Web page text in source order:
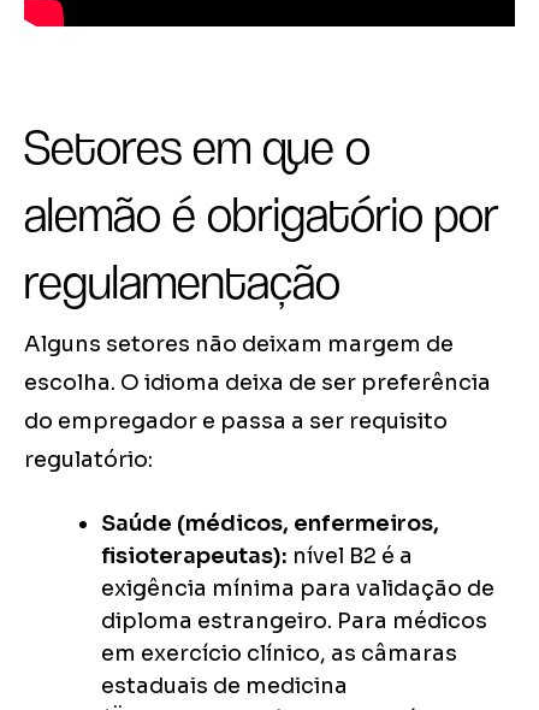
Setores em que o
alemão é obrigatório por
regulamentação
Alguns setores não deixam margem de
escolha. O idioma deixa de ser preferência
do empregador e passa a ser requisito
regulatório:
Saúde (médicos, enfermeiros,
fisioterapeutas): nível B2 é a
exigência mínima para validação de
diploma estrangeiro. Para médicos
em exercício clínico, as câmaras
estaduais de medicina